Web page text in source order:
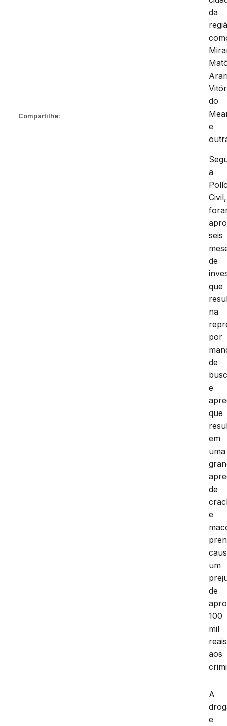
Compartilhe:
da
do
e
a
Civil,
seis
de
que
na
por
de
e
que
em
uma
de
e
um
de
100
mil
reais
aos
A
e